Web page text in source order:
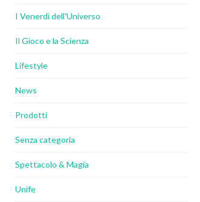
I Venerdì dell'Universo
Il Gioco e la Scienza
Lifestyle
News
Prodotti
Senza categoria
Spettacolo & Magia
Unife